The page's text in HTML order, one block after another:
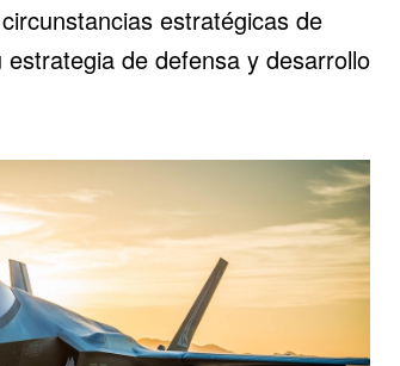
estratégicas de
de defensa y desarrollo